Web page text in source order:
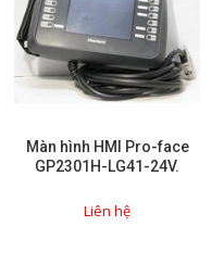
Màn hình HMI Pro-face
GP2301H-LG41-24V.
Liên hệ